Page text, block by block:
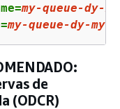
my-queue-dy-
my-queue-dy-my
de
(ODCR)